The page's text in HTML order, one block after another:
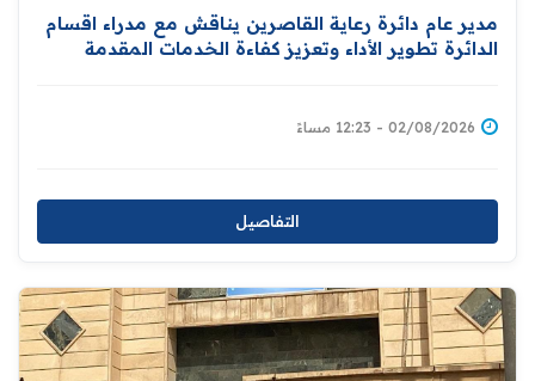
مدير عام دائرة رعاية القاصرين يناقش مع مدراء اقسام
الدائرة تطوير الأداء وتعزيز كفاءة الخدمات المقدمة
02/08/2026 - 12:23 مساءً
التفاصيل